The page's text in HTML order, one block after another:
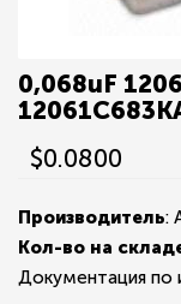
0,068uF
$0.0800
Производитель:
Кол-во на
Документация по